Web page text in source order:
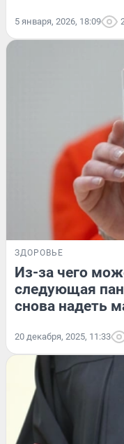
5 января, 2026, 18:09
ЗДОРОВЬЕ
Из-за чего
следующая
снова надеть
20 декабря, 2025, 11:33